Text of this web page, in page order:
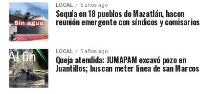
LOCAL 5 años ago
Sequía en 18 pueblos de Mazatlán, hacen
reunión emergente con síndicos y comisarios
LOCAL 5 años ago
Queja atendida: JUMAPAM excavó pozo en
Juantillos; buscan meter línea de san Marcos